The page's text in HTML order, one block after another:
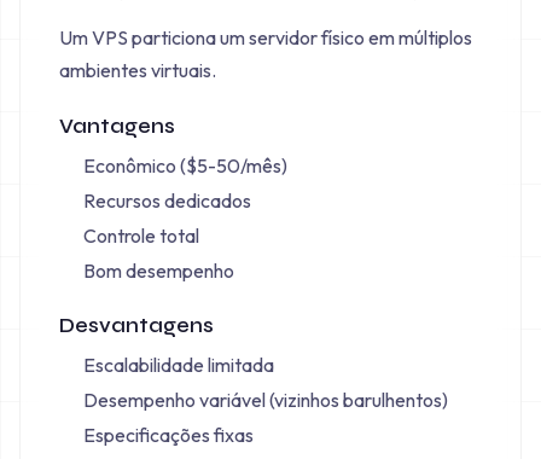
Um VPS particiona um servidor físico em múltiplos
ambientes virtuais.
Vantagens
Econômico ($5-50/mês)
Recursos dedicados
Controle total
Bom desempenho
Desvantagens
Escalabilidade limitada
Desempenho variável (vizinhos barulhentos)
Especificações fixas